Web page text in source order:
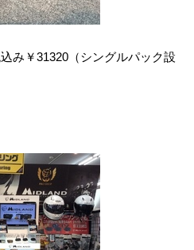
み￥31320（シングルパック設